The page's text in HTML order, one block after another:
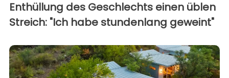
Enthüllung des Geschlechts einen üblen
Streich: "Ich habe stundenlang geweint"